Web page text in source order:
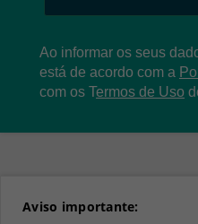
Ao informar os seus
está de acordo com a
com os Termos de Uso
Aviso importante: